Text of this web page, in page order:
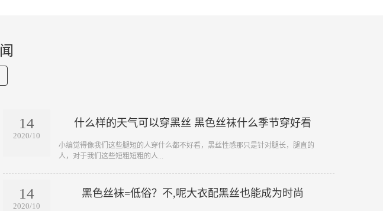
14
2020/10
什么样的天气可以穿黑丝 黑色丝袜什么季节穿好看
​小编觉得像我们这些腿短的人穿什么都不好看，黑丝性感那只是针对腿长，腿直的
人，对于我们这些短粗短粗的人...
14
2020/10
黑色丝袜=低俗？不,呢大衣配黑丝也能成为时尚